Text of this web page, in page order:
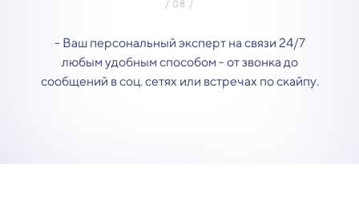
- Ваш персональный эксперт на связи 24/7
любым удобным способом - от звонка до
сообщений в соц. сетях или встречах по скайпу.